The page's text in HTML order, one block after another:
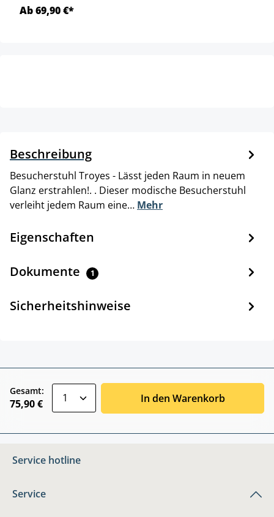
Ab 69,90 €*
Beschreibung
Besucherstuhl Troyes - Lässt jeden Raum in neuem
Glanz erstrahlen!. . Dieser modische Besucherstuhl
verleiht jedem Raum eine… Mehr
Eigenschaften
Dokumente 1
Sicherheitshinweise
Gesamt:
75,90 € In den Warenkorb
Service hotline
Service